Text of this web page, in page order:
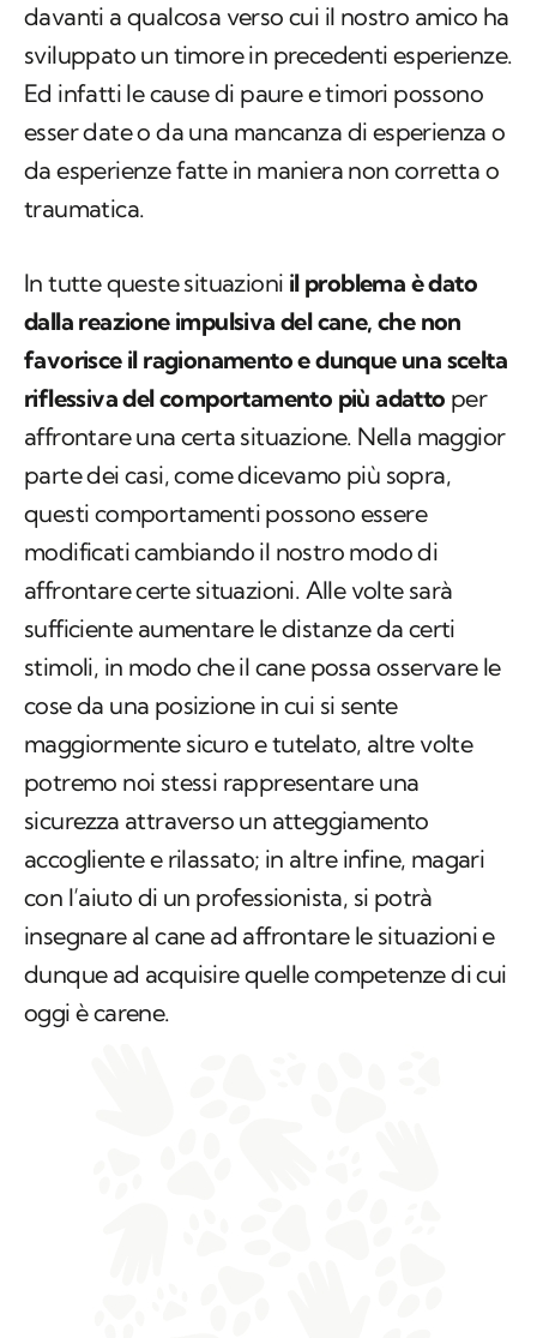
davanti a qualcosa verso cui il nostro amico ha
sviluppato un timore in precedenti esperienze.
Ed infatti le cause di paure e timori possono
esser date o da una mancanza di esperienza o
da esperienze fatte in maniera non corretta o
traumatica.
In tutte queste situazioni il problema è dato
dalla reazione impulsiva del cane, che non
favorisce il ragionamento e dunque una scelta
riflessiva del comportamento più adatto per
affrontare una certa situazione. Nella maggior
parte dei casi, come dicevamo più sopra,
questi comportamenti possono essere
modificati cambiando il nostro modo di
affrontare certe situazioni. Alle volte sarà
sufficiente aumentare le distanze da certi
stimoli, in modo che il cane possa osservare le
cose da una posizione in cui si sente
maggiormente sicuro e tutelato, altre volte
potremo noi stessi rappresentare una
sicurezza attraverso un atteggiamento
accogliente e rilassato; in altre infine, magari
con l’aiuto di un professionista, si potrà
insegnare al cane ad affrontare le situazioni e
dunque ad acquisire quelle competenze di cui
oggi è carene.